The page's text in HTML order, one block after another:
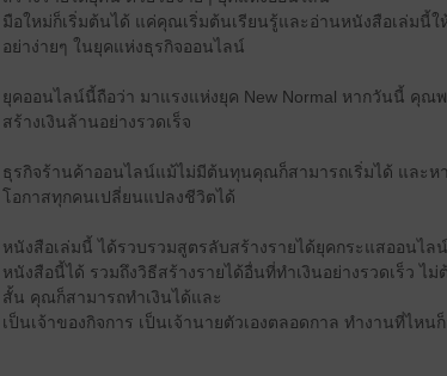
มือใหม่ก็เริ่มต้นได้ แค่คุณเริ่มต้นเรียนรู้และอ่านหนังสือเล่มนี้
อย่าง่ายๆ ในยุคแห่งธุรกิจออนไลน์
ยุคออนไลน์นี้ถือว่า มาแรงแห่งยุค New Normal หากวันนี้ คุ
สร้างเงินล้านอย่างรวดเร็จ
ธุรกิจร้านค้าออนไลน์แม้ไม่มีต้นทุนคุณก็สามารถเริ่มได้ และ
โอกาสทุกคนเปลี่ยนแปลงชีวิตได้
หนังสือเล่มนี้ ได้รวบรวมสูตรลับสร้างรายได้ยุคกระแสออนไ
หนังสือนี้ได้ รวมถึงวิธีสร้างรายได้อื่นที่ทำเงินอย่างรวดเร็ว
สั้น คุณก็สามารถทำเงินได้และ
เป็นเจ้าของกิจการ เป็นเจ้านายตัวเองตลอดกาล ทำงานที่ไหน